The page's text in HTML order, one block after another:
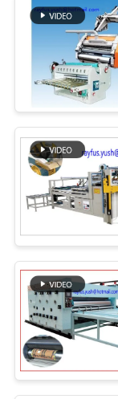
संपर्क
समाचार
उद्धरण
विनती
करे
साइटमैप
PRIVACY
गत्ते
gluer